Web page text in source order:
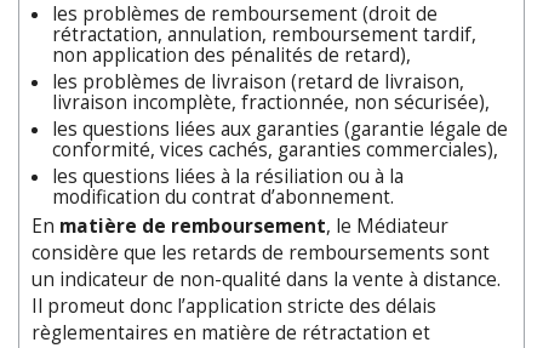
les problèmes de remboursement (droit de
rétractation, annulation, remboursement tardif,
non application des pénalités de retard),
les problèmes de livraison (retard de livraison,
livraison incomplète, fractionnée, non sécurisée),
les questions liées aux garanties (garantie légale de
conformité, vices cachés, garanties commerciales),
les questions liées à la résiliation ou à la
modification du contrat d’abonnement.
En matière de remboursement, le Médiateur
considère que les retards de remboursements sont
un indicateur de non-qualité dans la vente à distance.
Il promeut donc l’application stricte des délais
règlementaires en matière de rétractation et